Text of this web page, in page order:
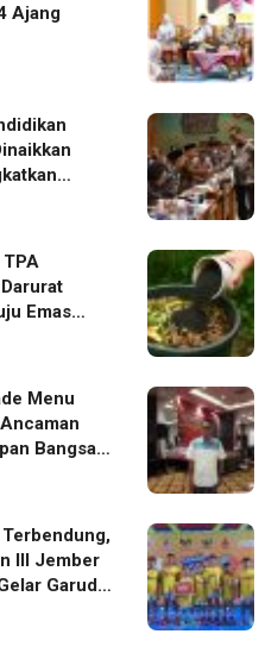
Ajang
Emas
Menu
Bangsa
III Jember
Garuda